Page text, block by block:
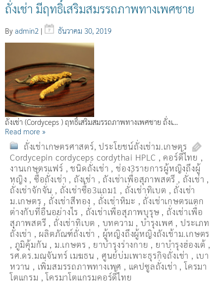
ถั่งเช่า มีฤทธิ์เสริมสมรรถภาพทางเพศชาย
By admin2 | ธันวาคม 30, 2019
ถั่งเช่า (Cordyceps ) ฤทธิ์เสริมสมรรถภาพทางเพศชาย ถั่งเ…
Read more »
ถั่งเช่าเกษตรศาสตร์,ประโยชน์ถั่งเช่าม.เกษตร
Cordycepin cordyceps cordythai HPLC , คอร์ดี้ไทย ,
งานเกษตรแฟร์ ,ชนิดถั่งเช่า ,ช่อง3รายการผู้หญิงถึงผู้
หญิง , ซื้อถั่งเช่า , ถังเช่า , ถังเช่าเพื่อสุภาพสตรี , ถั่งเช่า ,
ถั่งเช่าจักจั่น , ถั่งเช่าซื้อ3แถม1 , ถั่งเช่าทิเบต , ถั่งเช่า
ม.เกษตร , ถั่งเช่าสีทอง , ถั่งเช่าหิมะ , ถั่งเช่าเกษตรแตก
ต่างกับที่อื่นอย่างไร , ถั่งเช่าเพื่อสุภาพบุรุษ , ถั่งเช่าเพื่อ
สุภาพสตรี , ถั่่งเช่าทิเบต , บทความ , บำรุงเพศ ,ประเภท
ถั่งเช่า , ผลิตภัณฑ์ถั่งเช่า , ผู้หญิงถึงผู้หญิงถังเช้าม.เกษตร
, ภูมิคุ้มกัน , ม.เกษตร , ยาบำรุงร่างกาย , ยาบำรุงฮ่องเต้ ,
รศ.ดร.มณจันทร์ เมฆธน , ศูนย์บ่มเพาะธุรกิจถั่งเช่า , เบา
หวาน , เพิ่มสมรรถภาพทางเพศ , แคปซูลถั่งเช่า ,โครมา
โตแกรม ,โครมาโตแกรมคอร์ดี้ไทย